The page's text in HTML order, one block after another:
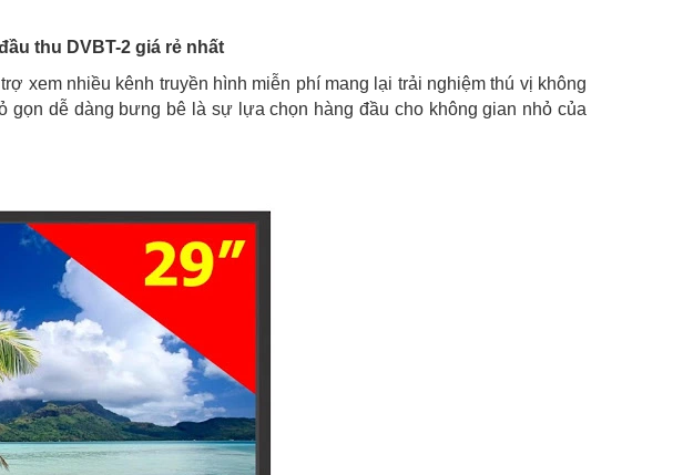
thu DVBT-2 giá rẻ nhất
xem nhiều kênh truyền hình miễn phí mang lại trải nghiệm thú vị không
dễ dàng bưng bê là sự lựa chọn hàng đầu cho không gian nhỏ của